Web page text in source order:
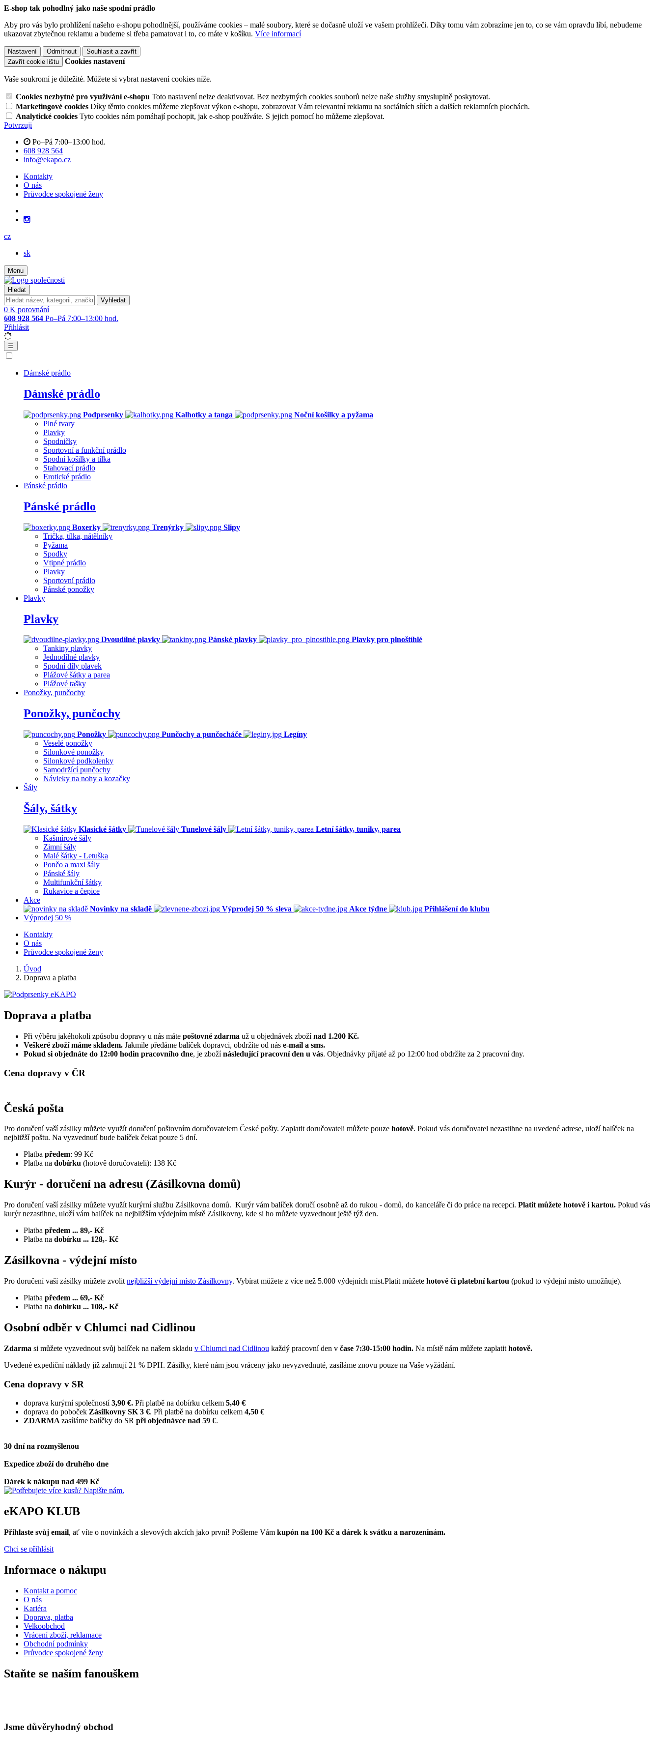
E-shop tak pohodlný jako naše spodní prádlo
Aby pro vás bylo prohlížení našeho e-shopu pohodlnější, používáme cookies – malé soubory, které se dočasně uloží ve vašem prohlížeči. Díky tomu vám zobrazíme jen to, co se vám opravdu líbí, nebudeme
ukazovat zbytečnou reklamu a budeme si třeba pamatovat i to, co máte v košíku. Více informací
Nastavení Odmítnout
Souhlasit a zavřít
Zavřít cookie lištu
Cookies nastavení
Vaše soukromí je důležité. Můžete si vybrat nastavení cookies níže.
Cookies nezbytné pro využívání e-shopu Toto nastavení nelze deaktivovat. Bez nezbytných cookies souborů nelze naše služby smysluplně poskytovat.
Marketingové cookies Díky těmto cookies můžeme zlepšovat výkon e-shopu, zobrazovat Vám relevantní reklamu na sociálních sítích a dalších reklamních plochách.
Analytické cookies Tyto cookies nám pomáhají pochopit, jak e-shop používáte. S jejich pomocí ho můžeme zlepšovat.
Potvrzuji
Po–Pá 7:00–13:00 hod.
608 928 564
info@ekapo.cz
Kontakty
O nás
Průvodce spokojené ženy
cz
sk
Menu
Hledat
Vyhledat
0 K porovnání
608 928 564 Po–Pá 7:00–13:00 hod.
Přihlásit
☰
Dámské prádlo
Dámské prádlo
Podprsenky Kalhotky a tanga
Noční košilky a pyžama
Plné tvary
Plavky
Spodničky
Sportovní a funkční prádlo
Spodní košilky a tílka
Stahovací prádlo
Erotické prádlo
Pánské prádlo
Pánské prádlo
Boxerky Trenýrky
Slipy
Trička, tílka, nátělníky
Pyžama
Spodky
Vtipné prádlo
Plavky
Sportovní prádlo
Pánské ponožky
Plavky
Plavky
Dvoudílné plavky Pánské plavky
Plavky pro plnoštíhlé
Tankiny plavky
Jednodílné plavky
Spodní díly plavek
Plážové šátky a parea
Plážové tašky
Ponožky, punčochy
Ponožky, punčochy
Ponožky Punčochy a punčocháče
Legíny
Veselé ponožky
Silonkové ponožky
Silonkové podkolenky
Samodržící punčochy
Návleky na nohy a kozačky
Šály
Šály, šátky
Klasické šátky Tunelové šály
Letní šátky, tuniky, parea
Kašmírové šály
Zimní šály
Malé šátky - Letuška
Pončo a maxi šály
Pánské šály
Multifunkční šátky
Rukavice a čepice
Akce
Novinky na skladě
Výprodej 50 % sleva Akce týdne
Přihlášení do klubu
Výprodej 50 %
Kontakty
O nás
Průvodce spokojené ženy
Úvod
Doprava a platba
Doprava a platba
Při výběru jakéhokoli způsobu dopravy u nás máte poštovné zdarma už u objednávek zbožínad 1.200 Kč.
Veškeré zboží máme skladem. Jakmile předáme balíček dopravci, obdržíte od nás e-mail a sms.
Pokud si objednáte do 12:00 hodin pracovního dne, je zbožínásledující pracovní den u vás. Objednávky přijaté až po 12:00 hod obdržíte za 2 pracovní dny.
Cena dopravy v ČR
Česká pošta
Pro doručení vaší zásilky můžete využít doručení poštovním doručovatelem České pošty. Zaplatit doručovateli můžete pouze hotově. Pokud vás doručovatel nezastihne na uvedené adrese, uloží balíček na
nejbližší poštu. Na vyzvednutí bude balíček čekat pouze 5 dní.
Platba předem: 99 Kč
Platba na dobírku (hotově doručovateli): 138 Kč
Kurýr - doručení na adresu (Zásilkovna domů)
Pro doručení vaší zásilky můžete využít kurýrní službu Zásilkovna domů. Kurýr vám balíček doručí osobně až do rukou - domů, do kanceláře či do práce na recepci. Platit můžete hotově i kartou. Pokud vás
kurýr nezastihne, uloží vám balíček na nejbližším výdejním místě Zásilkovny, kde si ho můžete vyzvednout ještě týž den.
Platba předem ... 89,- Kč
Platba na dobírku ... 128,- Kč
Zásilkovna - výdejní místo
Pro doručení vaší zásilky můžete zvolit nejbližší výdejní místo Zásilkovny. Vybírat můžete z více než 5.000 výdejních míst.Platit můžete hotově či platební kartou (pokud to výdejní místo umožňuje).
Platba předem ... 69,- Kč
Platba na dobírku ... 108,- Kč
Osobní odběr v Chlumci nad Cidlinou
Zdarma si můžete vyzvednout svůj balíček na našem skladu v Chlumci nad Cidlinou každý pracovní den v čase 7:30-15:00 hodin. Na místě nám můžete zaplatit hotově.
Uvedené expediční náklady již zahrnují 21 % DPH. Zásilky, které nám jsou vráceny jako nevyzvednuté, zasíláme znovu pouze na Vaše vyžádání.
Cena dopravy v SR
doprava kurýrní společností3,90 €. Při platbě na dobírku celkem 5,40 €
doprava do poboček Zásilkovny SK 3 €. Při platbě na dobírku celkem 4,50 €
ZDARMA zasíláme balíčky do SR při objednávce nad 59 €.
30 dní na rozmyšlenou
Expedice zboží do druhého dne
Dárek k nákupu nad 499 Kč
eKAPO KLUB
Přihlaste svůj email, ať víte o novinkách a slevových akcích jako první! Pošleme Vám kupón na 100 Kč a dárek k svátku a narozeninám.
Chci se přihlásit
Informace o nákupu
Kontakt a pomoc
O nás
Kariéra
Doprava, platba
Velkoobchod
Vrácení zboží, reklamace
Obchodní podmínky
Průvodce spokojené ženy
Staňte se naším fanouškem
Jsme důvěryhodný obchod